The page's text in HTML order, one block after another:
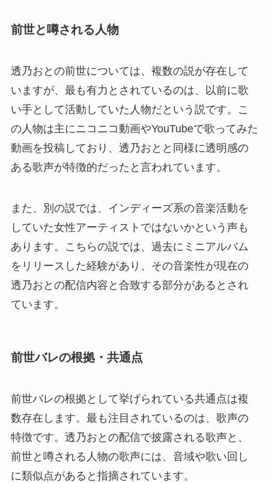
前世と噂される人物
透乃おとの前世については、複数の説が存在して
いますが、最も有力とされているのは、以前に歌
い手として活動していた人物だという説です。こ
の人物は主にニコニコ動画やYouTubeで歌ってみた
動画を投稿しており、透乃おとと同様に透明感の
ある歌声が特徴的だったと言われています。
また、別の説では、インディーズ系の音楽活動を
していた女性アーティストではないかという声も
あります。こちらの説では、過去にミニアルバム
をリリースした経験があり、その音楽性が現在の
透乃おとの配信内容と合致する部分があるとされ
ています。
前世バレの根拠・共通点
前世バレの根拠として挙げられている共通点は複
数存在します。最も注目されているのは、歌声の
特徴です。透乃おとの配信で披露される歌声と、
前世と噂される人物の歌声には、音域や歌い回し
に類似点があると指摘されています。